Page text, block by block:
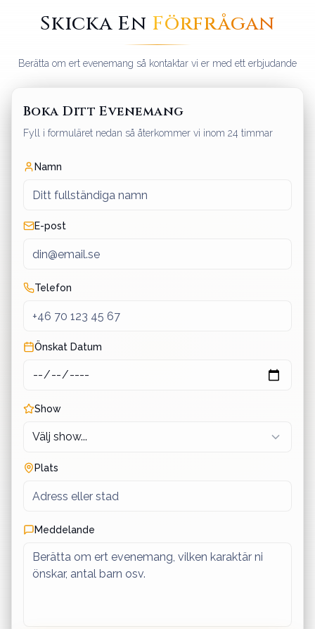
Skicka En Förfrågan
Berätta om ert evenemang så kontaktar vi er med ett erbjudande
Boka Ditt Evenemang
Fyll i formuläret nedan så återkommer vi inom 24 timmar
Namn
E-post
Telefon
Önskat Datum
Show
Plats
Meddelande